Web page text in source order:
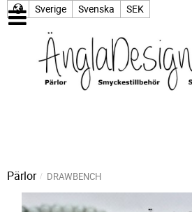
Sverige Svenska SEK
Pärlor DRAWBENCH